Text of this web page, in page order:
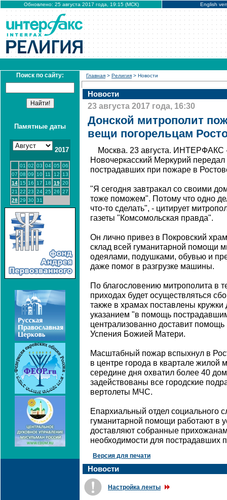
Обновлено: 25 августа 2017 года, 19:15 (МСК) English
Поиск по сайту:
Памятные даты
2017
01 02 03 04 05 06
07 08 09 10 11 12
13
14 15 16 17 18 19 20
21 22 23 24 25 26 27
28 29 30 31
Главная > Религия > Новости
Новости
23 августа 2017 года, 16:30
Донской митрополит
вещи погорельцам
Москва. 23 августа. ИНТЕРФАКС
Новочеркасский Меркурий
пострадавших при пожаре в
"Я сегодня завтракал со своими
тоже поможем". Потому что одно
что-то сделать", - цитирует
газеты "Комсомольская правда".
Он лично привез в Покровский
склад всей гуманитарной помощи
одеялами, подушками, обувью и
даже помог в разгрузке машины.
По благословению митрополита в
приходах будет осуществляться
также в храмах поставлены
указанием "в помощь
централизованно доставит
Успения Божией Матери.
Масштабный пожар вспыхнул в
в центре города в квартале жилой
середине дня охватил более 40
задействованы все городские
вертолеты МЧС.
Епархиальный отдел социального
гуманитарной помощи работают в
доставляют собранные
необходимости для пострадавших
Версия для печати
Новости
Настройка ленты